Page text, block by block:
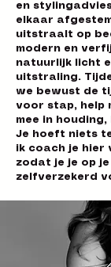
en
elkaar
uitstraalt op
modern en
natuurlijk licht
uitstraling.
we bewust de
voor stap, help
mee in
Je hoeft niets
ik coach je hier
zodat je je op
zelfverzekerd